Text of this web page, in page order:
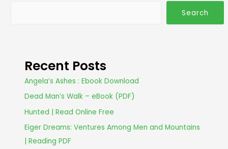
Search
Recent Posts
Angela’s Ashes : Ebook Download
Dead Man’s Walk – eBook (PDF)
Hunted | Read Online Free
Eiger Dreams: Ventures Among Men and Mountains
| Reading PDF